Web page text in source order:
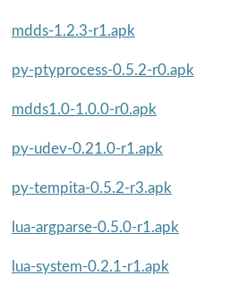
mdds-1.2.3-r1.apk
py-ptyprocess-0.5.2-r0.apk
mdds1.0-1.0.0-r0.apk
py-udev-0.21.0-r1.apk
py-tempita-0.5.2-r3.apk
lua-argparse-0.5.0-r1.apk
lua-system-0.2.1-r1.apk